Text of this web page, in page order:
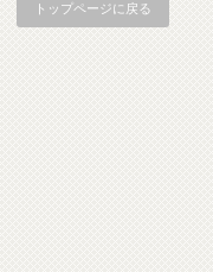
トップページに戻る